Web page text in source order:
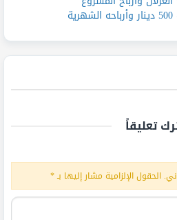
تعليقاً
الحقول الإلزامية مشار إليها بـ*